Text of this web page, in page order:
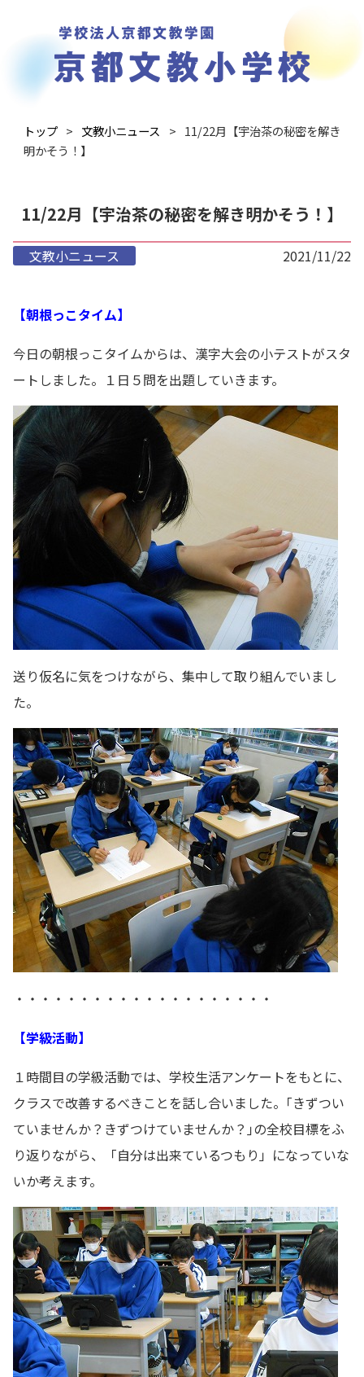
トップ 文教小ニュース
11/22月【宇治茶の秘密を解き
明かそう！】
11/22月【宇治茶の秘密を解き明かそう！】
文教小ニュース 2021/11/22
【朝根っこタイム】
今日の朝根っこタイムからは、漢字大会の小テストがスタ
ートしました。１日５問を出題していきます。
送り仮名に気をつけながら、集中して取り組んでいまし
た。
・・・・・・・・・・・・・・・・・・・・
【学級活動】
１時間目の学級活動では、学校生活アンケートをもとに、
クラスで改善するべきことを話し合いました。｢きずつい
ていませんか？きずつけていませんか？｣の全校目標をふ
り返りながら、「自分は出来ているつもり」になっていな
いか考えます。